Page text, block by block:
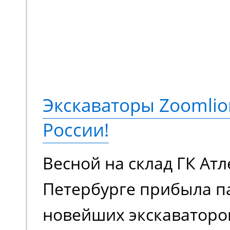
метров. Оснащается
аккумуляторной
в плане шумовой
загрязняет воздух
выхлопами.
Экскаваторы
России!
Весной на склад ГК
Петербурге прибыла
новейших